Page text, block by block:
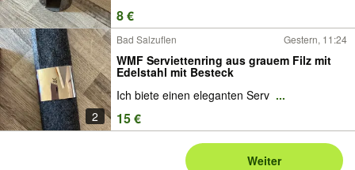
8 €
2
Bad Salzuflen Gestern, 11:24
WMF Serviettenring aus grauem Filz mit
Edelstahl mit Besteck
Ich biete einen eleganten Serv ...
15 €
Weiter